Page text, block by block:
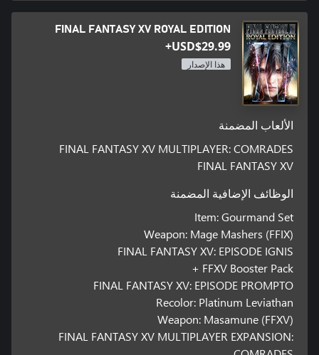
FINAL FANTASY XV ROYAL EDITION
USD$29.99+
هذا الإصدار
الألعاب المضمنة
FINAL FANTASY XV MULTIPLAYER: COMRADES
FINAL FANTASY XV
الوظائف الإضافية المضمنة
Item: Gourmand Set
Weapon: Mage Mashers (FFIX)
FINAL FANTASY XV: EPISODE IGNIS
FFXV Booster Pack +
FINAL FANTASY XV: EPISODE PROMPTO
Recolor: Platinum Leviathan
Weapon: Masamune (FFXV)
FINAL FANTASY XV MULTIPLAYER EXPANSION: